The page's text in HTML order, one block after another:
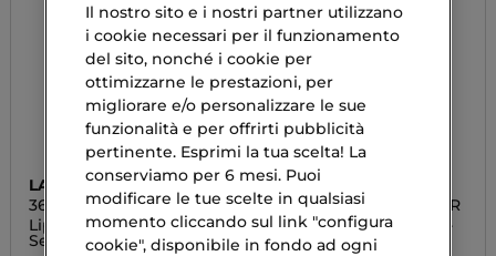
LANCASTER
365 SKIN REPAIR
Liposomal Cellular
Serum
CLINIQUE
SMART CLINICAL REPAIR
AM/PM Retinoid Balm -
Trattamento Antietà
Il nostro sito e i nostri partner utilizzano
i cookie necessari per il funzionamento
del sito, nonché i cookie per
ottimizzarne le prestazioni, per
migliorare e/o personalizzare le sue
funzionalità e per offrirti pubblicità
pertinente. Esprimi la tua scelta! La
conserviamo per 6 mesi. Puoi
modificare le tue scelte in qualsiasi
momento cliccando sul link "configura
cookie", disponibile in fondo ad ogni